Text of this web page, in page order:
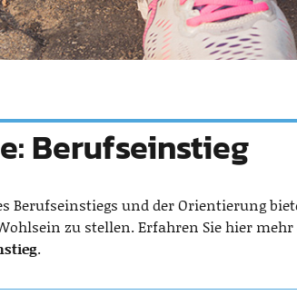
Berufseinstieg
Berufseinstiegs und der Orientierung
zu stellen. Erfahren Sie hier
.